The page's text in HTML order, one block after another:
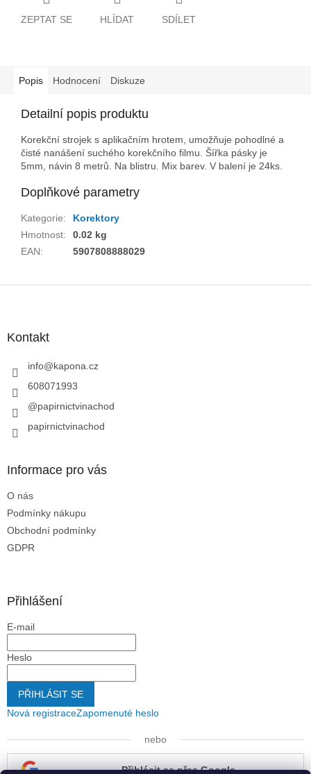
ZEPTAT SE HLÍDAT SDÍLET
Popis Hodnocení Diskuze
Detailní popis produktu
Korekční strojek s aplikačním hrotem, umožňuje pohodlné a
čisté nanášení suchého korekčního filmu. Šířka pásky je
5mm, návin 8 metrů. Na blistru. Mix barev. V balení je 24ks.
Doplňkové parametry
Kategorie:
Korektory
Hmotnost:
0.02 kg
EAN: 5907808888029
Kontakt
info@kapona.cz
608071993
@papirnictvinachod
papirnictvinachod
Informace pro vás
O nás
Podmínky nákupu
Obchodní podmínky
GDPR
Přihlášení
E-mail
Heslo
PŘIHLÁSIT SE
Nová registraceZapomenuté heslo
nebo
Přihlásit se přes Google